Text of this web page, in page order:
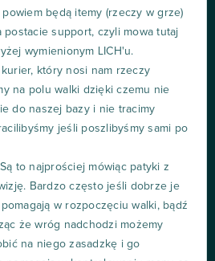
będą itemy (rzeczy w grze)
postacie support, czyli mowa tutaj
wymienionym LICH'u.
który nosi nam rzeczy
na polu walki dzięki czemu nie
do naszej bazy i nie tracimy
jeśli poszlibyśmy sami po
to najprościej mówiąc patyki z
Bardzo często jeśli dobrze je
w rozpoczęciu walki, bądź
że wróg nadchodzi możemy
na niego zasadzkę i go